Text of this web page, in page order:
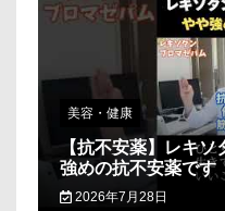
美容・健康
【抗不安薬】レキ
強めの抗不安薬です
2026年7月28日